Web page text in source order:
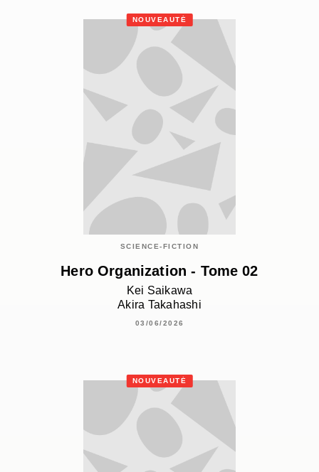
NOUVEAUTÉ
SCIENCE-FICTION
Hero Organization - Tome 02
Kei Saikawa
Akira Takahashi
03/06/2026
NOUVEAUTÉ